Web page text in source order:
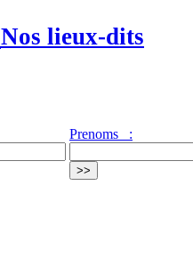
Nos lieux-dits
Prenoms :